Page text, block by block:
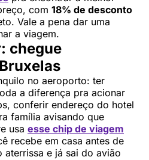
com 18% de desconto
Vale a pena dar uma
a viagem.
chegue
no aeroporto: ter
a diferença pra acionar
conferir endereço do hotel
família avisando que
usa esse chip de viagem
recebe em casa antes de
aterrissa e já sai do avião